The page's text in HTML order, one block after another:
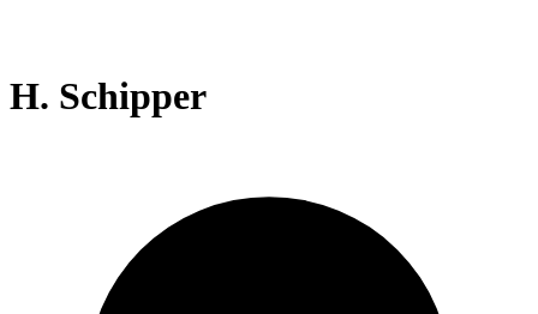
H. Schipper